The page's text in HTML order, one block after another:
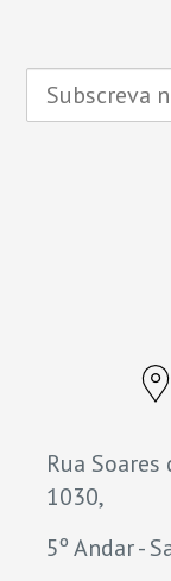
Rua Soares
1030,
5º Andar -